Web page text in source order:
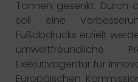
Tonnen gesenkt. Durch
soll eine
Fußabdrucks erzielt
umweltfreundliche
Exekutivagentur für
Europäischen